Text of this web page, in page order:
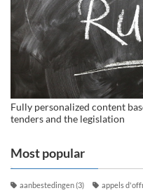
Fully personalized content
tenders and the legislation
Most popular
aanbestedingen(3) appels